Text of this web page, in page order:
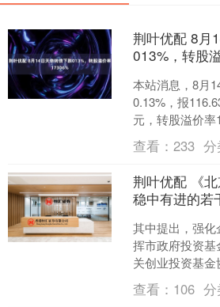
荆叶优配 8月
013%，转股
本站消息，8月
0.13%，报
元，转股溢价
天奈转债信用级
查看：233 分
荆叶优配 《
稳中有进的若
其中提出，强
挥市政府投资
关创业投资基
投小、投长期
微企业融资协
查看： 106 分